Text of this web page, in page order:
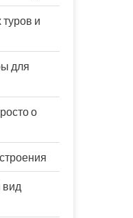
и
для
о
вид